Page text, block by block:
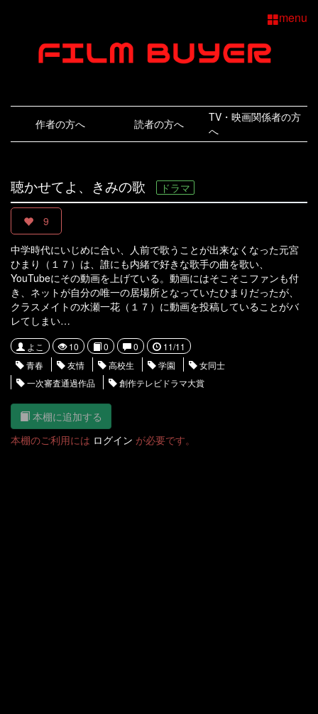
menu
作者の方へ 読者の方へ
TV・映画関係者の方
へ
聴かせてよ、きみの歌 ドラマ
9
中学時代にいじめに合い、人前で歌うことが出来なくなった元宮
ひまり（１７）は、誰にも内緒で好きな歌手の曲を歌い、
YouTubeにその動画を上げている。動画にはそこそこファンも付
き、ネットが自分の唯一の居場所となっていたひまりだったが、
クラスメイトの水瀬一花（１７）に動画を投稿していることがバ
レてしまい…
よこ 10 0 0
11/11
青春
友情 高校生 学園
女同士
一次審査通過作品
創作テレビドラマ大賞
本棚に追加する
本棚のご利用には ログイン が必要です。